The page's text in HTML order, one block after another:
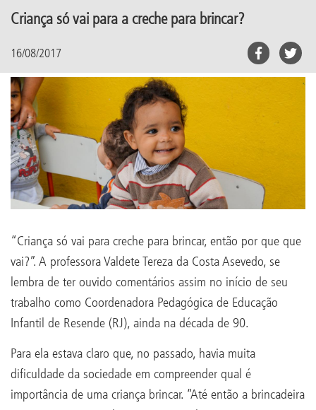
Criança só vai para a creche para brincar?
16/08/2017
“Criança só vai para creche para brincar, então por que que
vai?”. A professora Valdete Tereza da Costa Asevedo, se
lembra de ter ouvido comentários assim no início de seu
trabalho como Coordenadora Pedagógica de Educação
Infantil de Resende (RJ), ainda na década de 90.
Para ela estava claro que, no passado, havia muita
dificuldade da sociedade em compreender qual é
importância de uma criança brincar. “Até então a brincadeira